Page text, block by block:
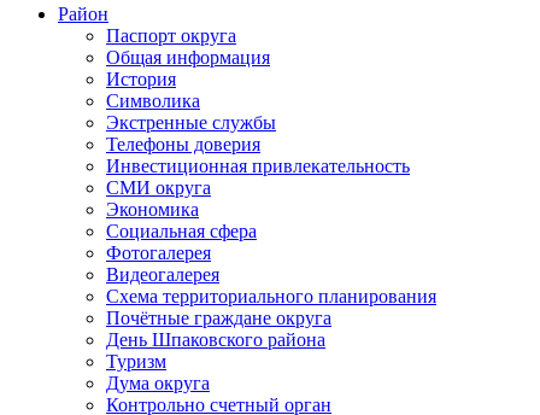
Район
Паспорт округа
Общая информация
История
Символика
Экстренные службы
Телефоны доверия
Инвестиционная привлекательность
СМИ округа
Экономика
Социальная сфера
Фотогалерея
Видеогалерея
Схема территориального планирования
Почётные граждане округа
День Шпаковского района
Туризм
Дума округа
Контрольно счетный орган